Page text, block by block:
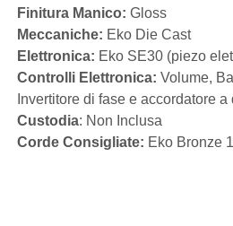
Finitura Manico: Gloss
Meccaniche: Eko Die Cast
Elettronica: Eko SE30 (piezo
Controlli Elettronica: Volume,
Invertitore di fase e accordatore a
Custodia: Non Inclusa
Corde Consigliate: Eko Bronze